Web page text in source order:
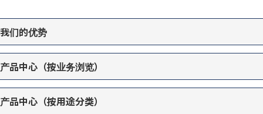
我们的优势
产品中心（按业务浏览）
产品中心（按用途分类）